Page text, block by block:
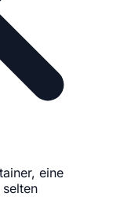
eine